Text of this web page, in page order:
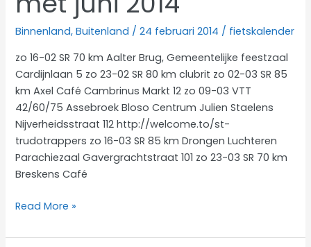
Binnenland,Buitenland /24 februari 2014 / fietskalender
zo 16-02 SR 70 km Aalter Brug, Gemeentelijke feestzaal
Cardijnlaan 5 zo 23-02 SR 80 km clubrit zo 02-03 SR 85
km Axel Café Cambrinus Markt 12 zo 09-03 VTT
42/60/75 Assebroek Bloso Centrum Julien Staelens
Nijverheidsstraat 112 http://welcome.to/st-
trudotrappers zo 16-03 SR 85 km Drongen Luchteren
Parachiezaal Gavergrachtstraat 101 zo 23-03 SR 70 km
Breskens Café
Fietskalender
van
Read More »